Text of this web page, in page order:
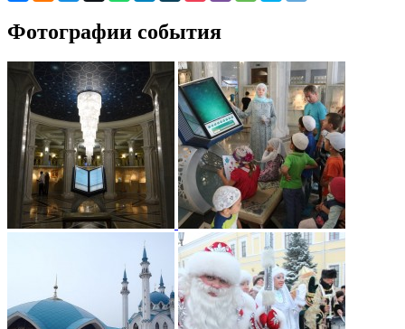
Фотографии события